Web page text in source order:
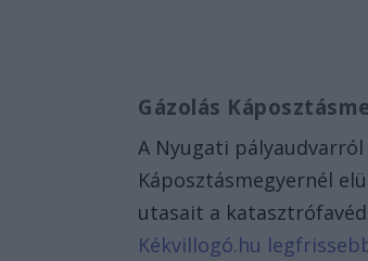
Gázolás
A Nyugati
Káposztásmegyernél
utasait a
Kékvillogó.hu